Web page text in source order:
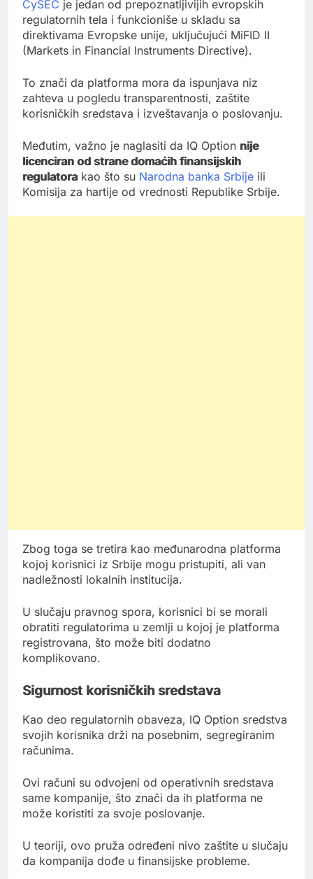
CySEC je jedan od prepoznatljivijih evropskih
regulatornih tela i funkcioniše u skladu sa
direktivama Evropske unije, uključujući MiFID II
(Markets in Financial Instruments Directive).
To znači da platforma mora da ispunjava niz
zahteva u pogledu transparentnosti, zaštite
korisničkih sredstava i izveštavanja o poslovanju.
Međutim, važno je naglasiti da IQ Option nije
licenciran od strane domaćih finansijskih
regulatora kao što su Narodna banka Srbije ili
Komisija za hartije od vrednosti Republike Srbije.
Zbog toga se tretira kao međunarodna platforma
kojoj korisnici iz Srbije mogu pristupiti, ali van
nadležnosti lokalnih institucija.
U slučaju pravnog spora, korisnici bi se morali
obratiti regulatorima u zemlji u kojoj je platforma
registrovana, što može biti dodatno
komplikovano.
Sigurnost korisničkih sredstava
Kao deo regulatornih obaveza, IQ Option sredstva
svojih korisnika drži na posebnim, segregiranim
računima.
Ovi računi su odvojeni od operativnih sredstava
same kompanije, što znači da ih platforma ne
može koristiti za svoje poslovanje.
U teoriji, ovo pruža određeni nivo zaštite u slučaju
da kompanija dođe u finansijske probleme.